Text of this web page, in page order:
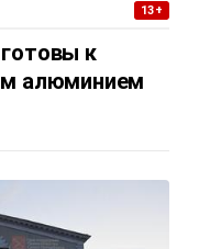
13+
к
алюминием